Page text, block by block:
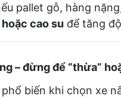
pallet gỗ, hàng
cao su để tăng
– đừng để “thừa”
biến khi chọn xe